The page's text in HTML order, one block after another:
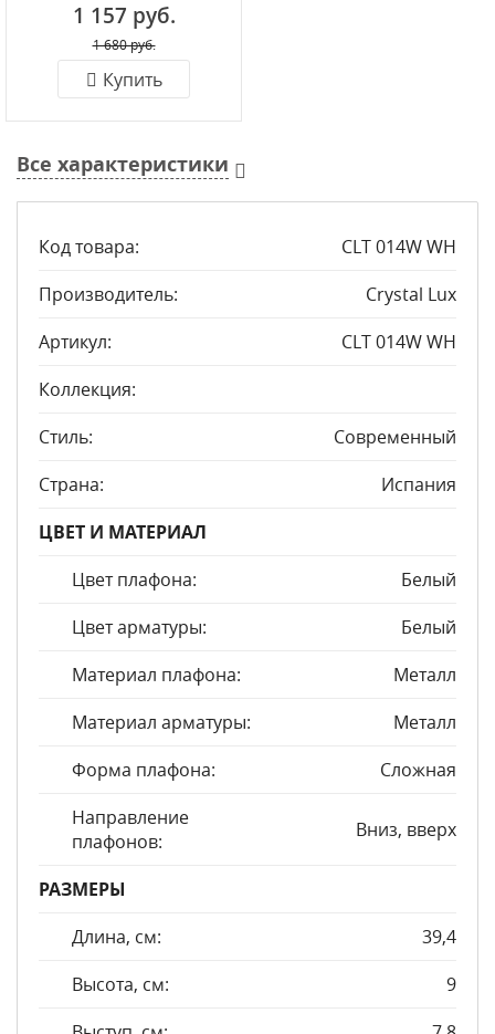
1 157 руб.
1 680 руб.
Купить
Все характеристики
Код товара:
CLT 014W WH
Производитель:
Crystal Lux
Артикул:
CLT 014W WH
Коллекция:
Стиль:
Современный
Страна:
Испания
ЦВЕТ И МАТЕРИАЛ
Цвет плафона:
Белый
Цвет арматуры:
Белый
Материал плафона:
Металл
Материал арматуры:
Металл
Форма плафона:
Сложная
Направление
плафонов:
Вниз, вверх
РАЗМЕРЫ
Длина, см:
39,4
Высота, см:
9